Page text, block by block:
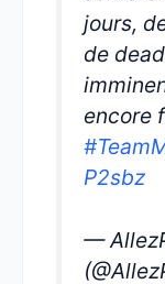
jours,
de
encore
P2sbz
—